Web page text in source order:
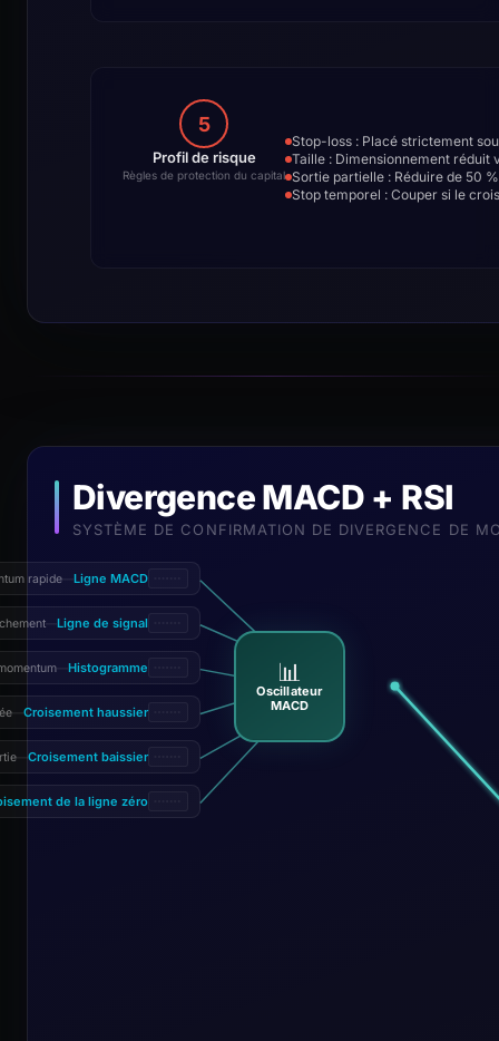
5
Profil de risque
Règles de protection du capital
Stop-loss : Placé strictement
Taille : Dimensionnement réduit
Sortie partielle : Réduire de 50
Stop temporel : Couper si le
Divergence MACD + RSI
SYSTÈME DE CONFIRMATION DE DIVERGENCE DE
📊
Oscillateur
MACD
Ligne MACD
rapide
Ligne de signal
Histogramme
Croisement haussier
Croisement baissier
de la ligne zéro